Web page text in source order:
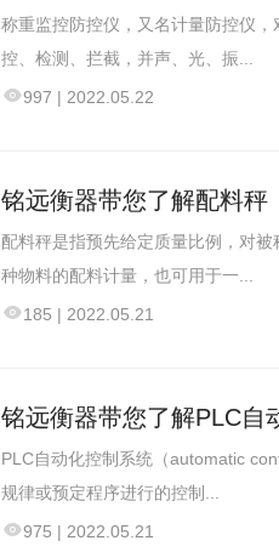
称重监控防控仪，又名计量防控仪
控、检测、拦截，并声、光、振...
997 | 2022.05.22
铭远衡器带您了解配料秤
配料秤是指预先给定质量比例，对
种物料的配料计量，也可用于一...
185 | 2022.05.21
铭远衡器带您了解PLC自
PLC自动化控制系统（automatic
规律或预定程序进行的控制...
975 | 2022.05.21